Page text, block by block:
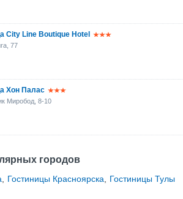
City Line Boutique Hotel
77
Хон Палас
Миробод, 8-10
городов
Гостиницы Красноярска Гостиницы Тулы